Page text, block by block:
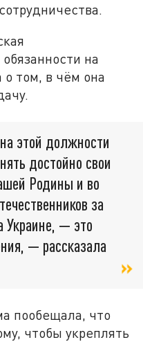
на
о том, в чём она
этой должности
достойно свои
Родины и во
за
Украине, — это
— рассказала
пообещала, что
чтобы укреплять